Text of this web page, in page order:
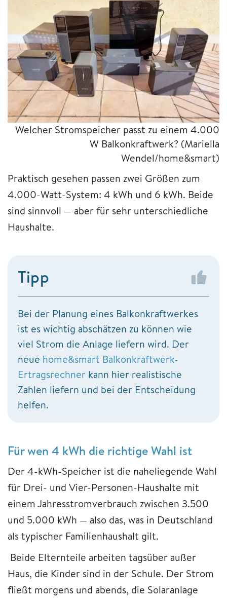
Welcher Stromspeicher passt zu einem 4.000
W Balkonkraftwerk? (Mariella
Wendel/home&smart)
Praktisch gesehen passen zwei Größen zum
4.000-Watt-System: 4 kWh und 6 kWh. Beide
sind sinnvoll — aber für sehr unterschiedliche
Haushalte.
Tipp
Bei der Planung eines Balkonkraftwerkes
ist es wichtig abschätzen zu können wie
viel Strom die Anlage liefern wird. Der
neue home&smart Balkonkraftwerk-
Ertragsrechner kann hier realistische
Zahlen liefern und bei der Entscheidung
helfen.
Für wen 4 kWh die richtige Wahl ist
Der 4-kWh-Speicher ist die naheliegende Wahl
für Drei- und Vier-Personen-Haushalte mit
einem Jahresstromverbrauch zwischen 3.500
und 5.000 kWh — also das, was in Deutschland
als typischer Familienhaushalt gilt.
Beide Elternteile arbeiten tagsüber außer
Haus, die Kinder sind in der Schule. Der Strom
fließt morgens und abends, die Solaranlage